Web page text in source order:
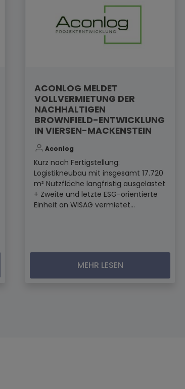
ACONLOG MELDET
VOLLVERMIETUNG DER
NACHHALTIGEN
BROWNFIELD-ENTWICKLUNG
IN VIERSEN-MACKENSTEIN
Aconlog
Kurz nach Fertigstellung:
Logistikneubau mit insgesamt 17.720
m² Nutzfläche langfristig ausgelastet
+ Zweite und letzte ESG-orientierte
Einheit an WISAG vermietet...
MEHR LESEN